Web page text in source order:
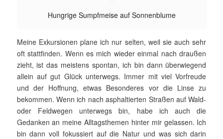
Hungrige Sumpfmeise auf Sonnenblume
Meine Exkursionen plane ich nur selten, weil sie auch sehr
oft statt­finden. Wenn es mich wieder einmal nach draußen
zieht, ist das meistens spontan, ich bin dann überwiegend
allein auf gut Glück unterwegs. Immer mit viel Vorfreude
und der Hoffnung, etwas Be­son­deres vor die Linse zu
bekommen. Wenn ich nach asphaltierten Straßen auf Wald-
oder Feldwegen unterwegs bin, habe ich auch die
Gedanken an meine Alltagsthemen hinter mir gelassen. Ich
bin dann voll fokussiert auf die Natur und was sich darin